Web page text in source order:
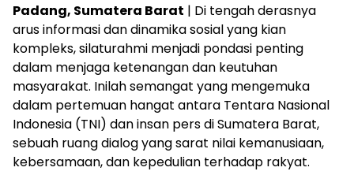
Padang, Sumatera Barat | Di tengah derasnya
arus informasi dan dinamika sosial yang kian
kompleks, silaturahmi menjadi pondasi penting
dalam menjaga ketenangan dan keutuhan
masyarakat. Inilah semangat yang mengemuka
dalam pertemuan hangat antara Tentara Nasional
Indonesia (TNI) dan insan pers di Sumatera Barat,
sebuah ruang dialog yang sarat nilai kemanusiaan,
kebersamaan, dan kepedulian terhadap rakyat.